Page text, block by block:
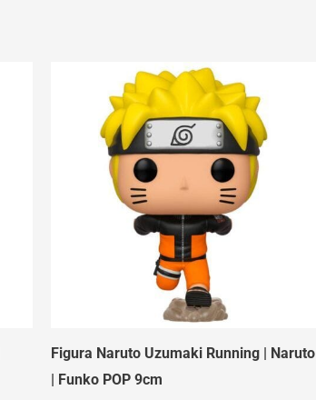
Figura Naruto Uzumaki Running | Naruto
| Funko POP 9cm